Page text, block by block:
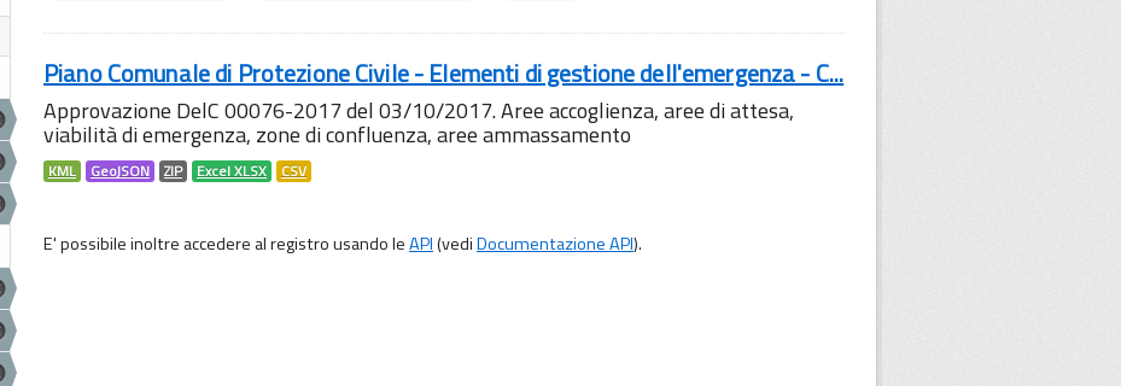
Piano Comunale di Protezione Civile - Elementi di gestione dell'emergenza - C...
Approvazione DelC 00076-2017 del 03/10/2017. Aree accoglienza, aree di attesa,
viabilità di emergenza, zone di confluenza, aree ammassamento
KML GeoJSON ZIP Excel XLSX CSV
E' possibile inoltre accedere al registro usando leAPI(vediDocumentazione API).